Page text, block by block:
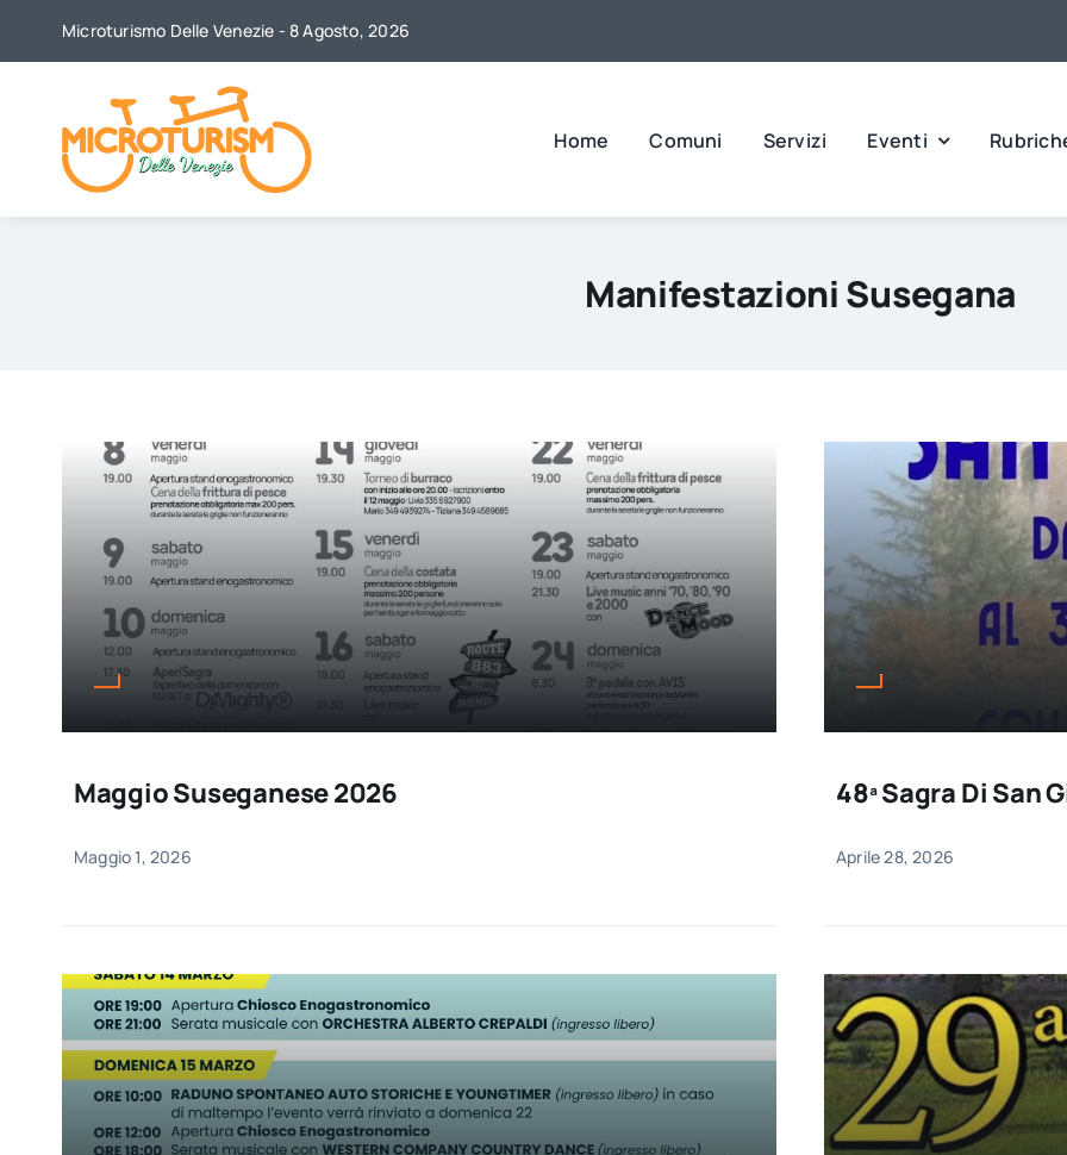
Microturismo Delle Venezie - 8 Agosto, 2026
Home Comuni Servizi Eventi
Manifestazioni Susegana
Maggio Suseganese 2026
Maggio 1, 2026
48ª Sagra Di San
Aprile 28, 2026